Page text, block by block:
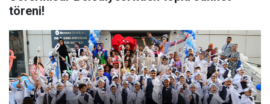
töreni!